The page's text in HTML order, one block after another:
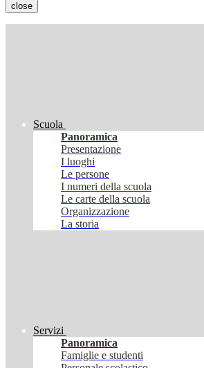
close
Scuola
Panoramica
Presentazione
I luoghi
Le persone
I numeri della scuola
Le carte della scuola
Organizzazione
La storia
Servizi
Panoramica
Famiglie e studenti